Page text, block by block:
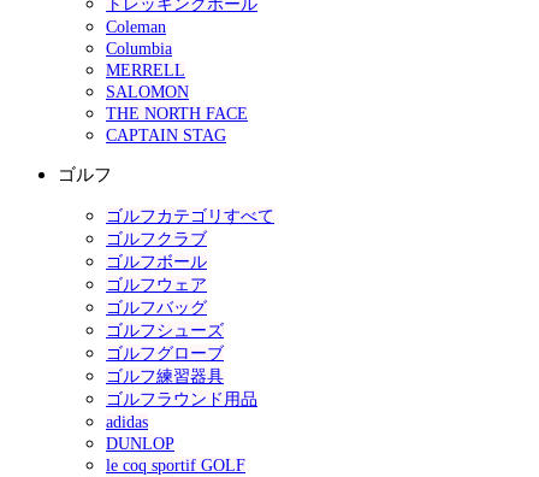
トレッキングポール
Coleman
Columbia
MERRELL
SALOMON
THE NORTH FACE
CAPTAIN STAG
ゴルフ
ゴルフカテゴリすべて
ゴルフクラブ
ゴルフボール
ゴルフウェア
ゴルフバッグ
ゴルフシューズ
ゴルフグローブ
ゴルフ練習器具
ゴルフラウンド用品
adidas
DUNLOP
le coq sportif GOLF